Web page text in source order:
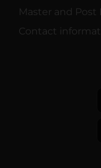
Master and Post
Contact